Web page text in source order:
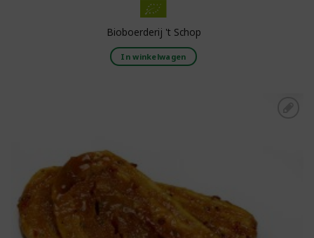
Bioboerderij 't Schop
In winkelwagen